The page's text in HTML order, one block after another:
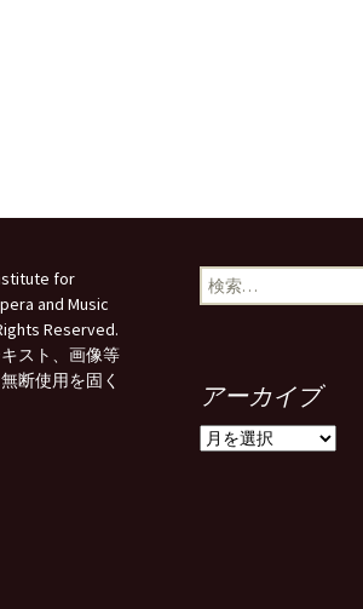
for
and Music
Reserved.
スト、画像等
断使用を固く
検
索:
アーカイブ
ア